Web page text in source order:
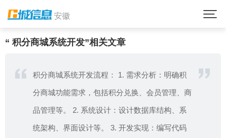
安徽
首页 积分商城系统开发
“ 积分商城系统开发”相关文章
积分商城系统开发流程： 1. 需求分析：明确积
分商城功能需求，包括积分兑换、会员管理、商
品管理等。 2. 系统设计：设计数据库结构、系
统架构、界面设计等。 3. 开发实现：编写代码